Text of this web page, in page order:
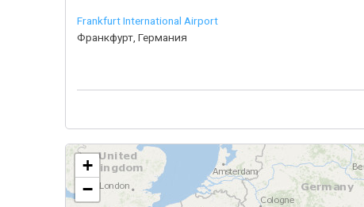
Frankfurt International Airport
Франкфурт, Германия
+
−